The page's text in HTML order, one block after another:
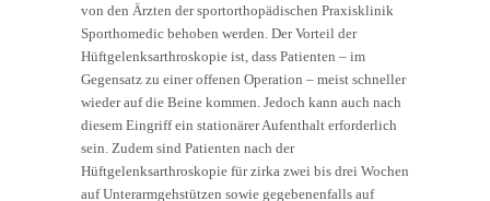
von den Ärzten der sportorthopädischen Praxisklinik
Sporthomedic behoben werden. Der Vorteil der
Hüftgelenksarthroskopie ist, dass Patienten – im
Gegensatz zu einer offenen Operation – meist schneller
wieder auf die Beine kommen. Jedoch kann auch nach
diesem Eingriff ein stationärer Aufenthalt erforderlich
sein. Zudem sind Patienten nach der
Hüftgelenksarthroskopie für zirka zwei bis drei Wochen
auf Unterarmgehstützen sowie gegebenenfalls auf